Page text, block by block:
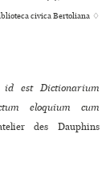
civica Bertoliana ♢
id est Dictionarium
eloquium cum
des Dauphins